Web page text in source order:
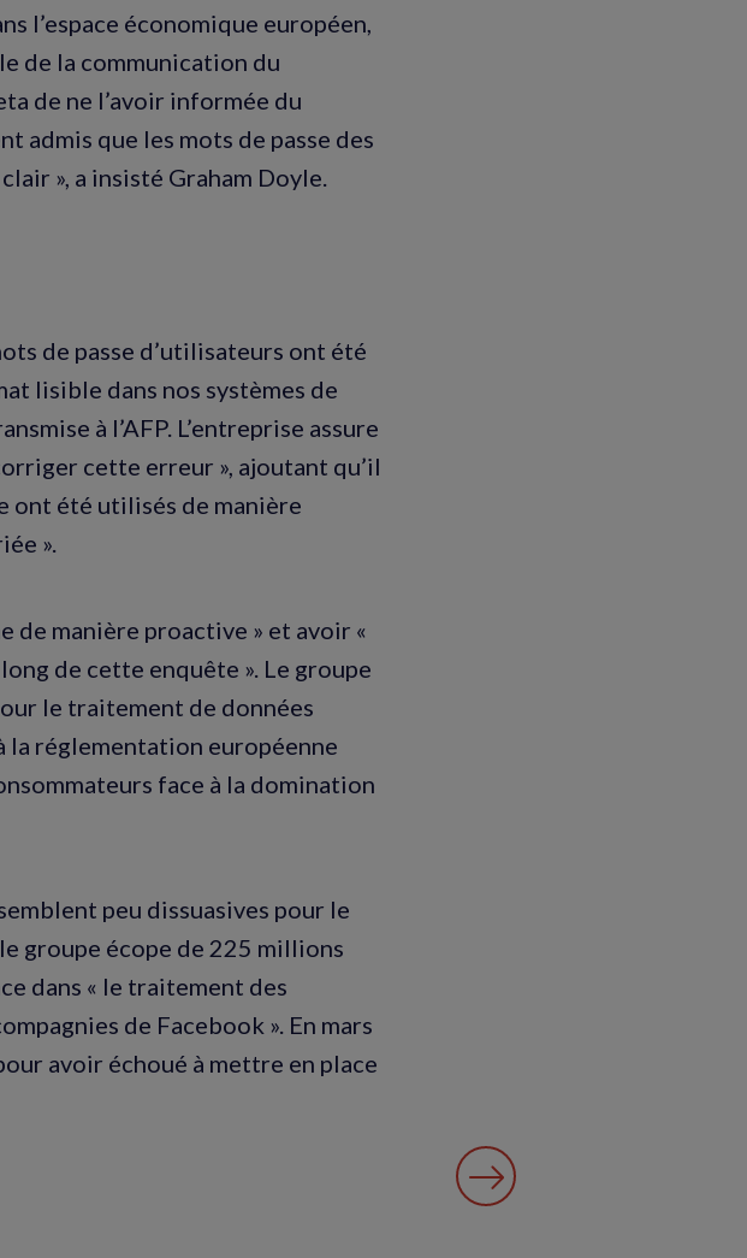
l’espace économique européen,
de la communication du
de ne l’avoir informée du
admis que les mots de passe des
», a insisté Graham Doyle.
de passe d’utilisateurs ont été
lisible dans nos systèmes de
à l’AFP. L’entreprise assure
cette erreur », ajoutant qu’il
ont été utilisés de manière
».
de manière proactive » et avoir «
de cette enquête ». Le groupe
le traitement de données
la réglementation européenne
face à la domination
peu dissuasives pour le
groupe écope de 225 millions
dans « le traitement des
de Facebook ». En mars
avoir échoué à mettre en place